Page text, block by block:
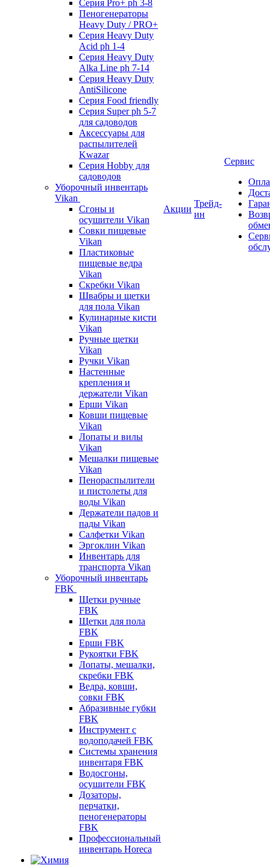
Серия Pro+ ph 3-8
Пеногенераторы
Heavy Duty / PRO+
Серия Heavy Duty
Acid ph 1-4
Серия Heavy Duty
Alka Line ph 7-14
Серия Heavy Duty
AntiSilicone
Серия Food friendly
Серия Super ph 5-7
для садоводов
Аксессуары для
распылителей
Kwazar
Серия Hobby для
садоводов
Уборочный инвентарь
Vikan
Сгоны и
осушители Vikan
Совки пищевые
Vikan
Пластиковые
пищевые ведра
Vikan
Скребки Vikan
Швабры и щетки
для пола Vikan
Кулинарные кисти
Vikan
Ручные щетки
Vikan
Ручки Vikan
Настенные
крепления и
держатели Vikan
Ерши Vikan
Ковши пищевые
Vikan
Лопаты и вилы
Vikan
Мешалки пищевые
Vikan
Пенораспылители
и пистолеты для
воды Vikan
Держатели падов и
пады Vikan
Салфетки Vikan
Эргоклин Vikan
Инвентарь для
транспорта Vikan
Уборочный инвентарь
FBK
Щетки ручные
FBK
Щетки для пола
FBK
Ерши FBK
Рукоятки FBK
Лопаты, мешалки,
скребки FBK
Ведра, ковши,
совки FBK
Абразивные губки
FBK
Инструмент с
водоподачей FBK
Системы хранения
инвентаря FBK
Водосгоны,
осушители FBK
Дозаторы,
перчатки,
пеногенераторы
FBK
Профессиональный
инвентарь Horeca
Акции
Трейд-
ин
Сервис